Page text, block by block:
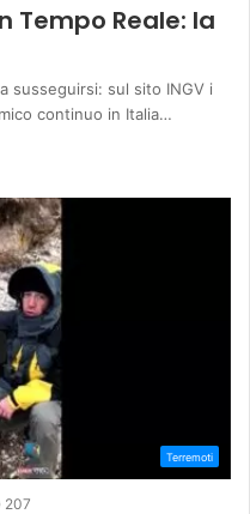
Tempo Reale: la
susseguirsi: sul sito INGV i
continuo in Italia…
Terremoti
207